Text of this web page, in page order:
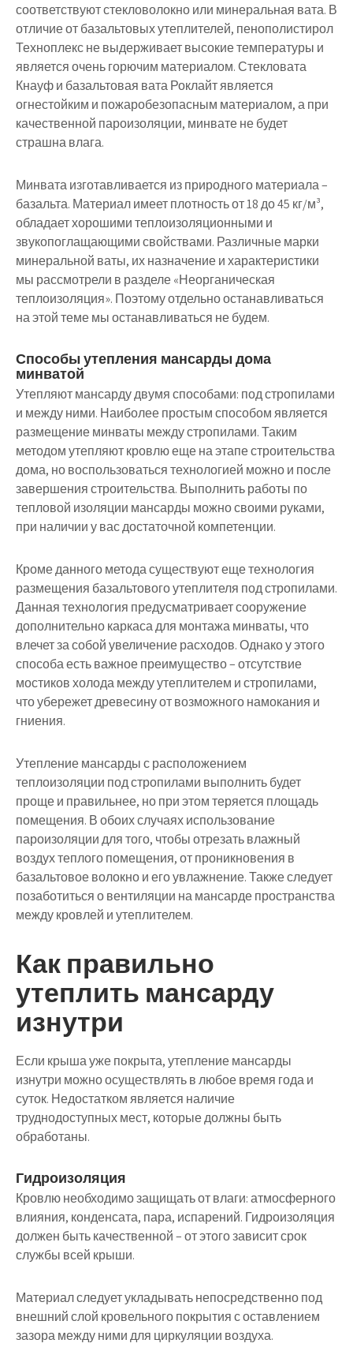
соответствуют стекловолокно или минеральная вата. В
отличие от базальтовых утеплителей, пенополистирол
Техноплекс не выдерживает высокие температуры и
является очень горючим материалом. Стекловата
Кнауф и базальтовая вата Роклайт является
огнестойким и пожаробезопасным материалом, а при
качественной пароизоляции, минвате не будет
страшна влага.
Минвата изготавливается из природного материала –
базальта. Материал имеет плотность от 18 до 45 кг/м³,
обладает хорошими теплоизоляционными и
звукопоглащающими свойствами. Различные марки
минеральной ваты, их назначение и характеристики
мы рассмотрели в разделе «Неорганическая
теплоизоляция». Поэтому отдельно останавливаться
на этой теме мы останавливаться не будем.
Способы утепления мансарды дома
минватой
Утепляют мансарду двумя способами: под стропилами
и между ними. Наиболее простым способом является
размещение минваты между стропилами. Таким
методом утепляют кровлю еще на этапе строительства
дома, но воспользоваться технологией можно и после
завершения строительства. Выполнить работы по
тепловой изоляции мансарды можно своими руками,
при наличии у вас достаточной компетенции.
Кроме данного метода существуют еще технология
размещения базальтового утеплителя под стропилами.
Данная технология предусматривает сооружение
дополнительно каркаса для монтажа минваты, что
влечет за собой увеличение расходов. Однако у этого
способа есть важное преимущество – отсутствие
мостиков холода между утеплителем и стропилами,
что убережет древесину от возможного намокания и
гниения.
Утепление мансарды с расположением
теплоизоляции под стропилами выполнить будет
проще и правильнее, но при этом теряется площадь
помещения. В обоих случаях использование
пароизоляции для того, чтобы отрезать влажный
воздух теплого помещения, от проникновения в
базальтовое волокно и его увлажнение. Также следует
позаботиться о вентиляции на мансарде пространства
между кровлей и утеплителем.
Как правильно
утеплить мансарду
изнутри
Если крыша уже покрыта, утепление мансарды
изнутри можно осуществлять в любое время года и
суток. Недостатком является наличие
труднодоступных мест, которые должны быть
обработаны.
Гидроизоляция
Кровлю необходимо защищать от влаги: атмосферного
влияния, конденсата, пара, испарений. Гидроизоляция
должен быть качественной – от этого зависит срок
службы всей крыши.
Материал следует укладывать непосредственно под
внешний слой кровельного покрытия с оставлением
зазора между ними для циркуляции воздуха.